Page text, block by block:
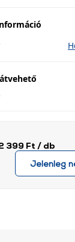
399 Ft / db
Jelenleg